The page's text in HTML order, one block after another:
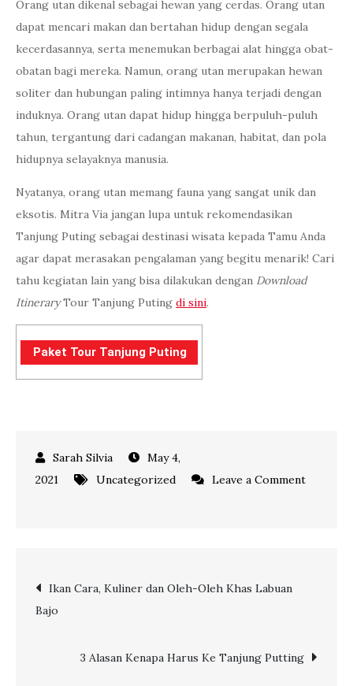
Orang utan dikenal sebagai hewan yang cerdas. Orang utan
dapat mencari makan dan bertahan hidup dengan segala
kecerdasannya, serta menemukan berbagai alat hingga obat-
obatan bagi mereka. Namun, orang utan merupakan hewan
soliter dan hubungan paling intimnya hanya terjadi dengan
induknya. Orang utan dapat hidup hingga berpuluh-puluh
tahun, tergantung dari cadangan makanan, habitat, dan pola
hidupnya selayaknya manusia.
Nyatanya, orang utan memang fauna yang sangat unik dan
eksotis. Mitra Via jangan lupa untuk rekomendasikan
Tanjung Puting sebagai destinasi wisata kepada Tamu Anda
agar dapat merasakan pengalaman yang begitu menarik! Cari
tahu kegiatan lain yang bisa dilakukan dengan Download
ItineraryTour Tanjung Puting di sini.
Paket Tour Tanjung Puting
May 4,
2021
Uncategorized
Leave a Comment
Eksotis
Penghuni
Post
navigation
Ikan Cara, Kuliner dan Oleh-Oleh Khas Labuan
Bajo
3 Alasan Kenapa Harus Ke Tanjung Putting